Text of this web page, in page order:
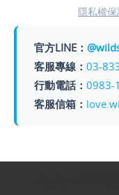
隱私權
官方LINE：
客服專線： 03-
行動電話： 0983-
客服信箱：